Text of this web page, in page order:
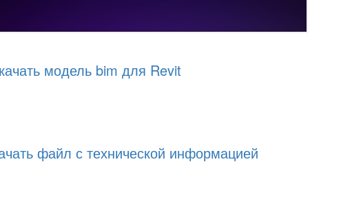
модель bim для Revit
файл с технической информацией